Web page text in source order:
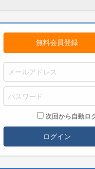
無料会員登録
次回から自動ロ
ログイン